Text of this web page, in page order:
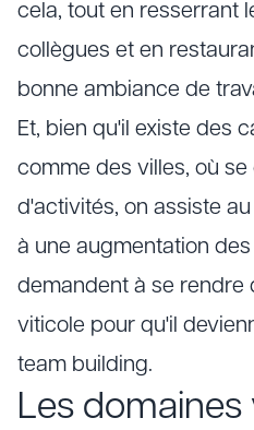
cela, tout en resserrant
collègues et en
bonne ambiance de
Et, bien qu'il existe des
comme des villes, où
d'activités, on assiste
à une augmentation
demandent à se rendre
viticole pour qu'il
team building.
Les domaines